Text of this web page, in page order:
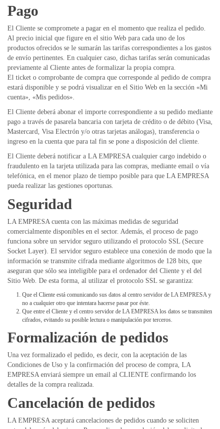
Pago
El Cliente se compromete a pagar en el momento que realiza el pedido.
Al precio inicial que figure en el sitio Web para cada uno de los
productos ofrecidos se le sumarán las tarifas correspondientes a los gastos
de envío pertinentes. En cualquier caso, dichas tarifas serán comunicadas
previamente al Cliente antes de formalizar la propia compra.
El ticket o comprobante de compra que corresponde al pedido de compra
estará disponible y se podrá visualizar en el Sitio Web en la sección «Mi
cuenta», «Mis pedidos».
El Cliente deberá abonar el importe correspondiente a su pedido mediante
pago a través de pasarela bancaria con tarjeta de crédito o de débito (Visa,
Mastercard, Visa Electrón y/o otras tarjetas análogas), transferencia o
ingreso en la cuenta que para tal fin se pone a disposición del cliente.
El Cliente deberá notificar a LA EMPRESA cualquier cargo indebido o
fraudulento en la tarjeta utilizada para las compras, mediante email o vía
telefónica, en el menor plazo de tiempo posible para que LA EMPRESA
pueda realizar las gestiones oportunas.
Seguridad
LA EMPRESA cuenta con las máximas medidas de seguridad
comercialmente disponibles en el sector. Además, el proceso de pago
funciona sobre un servidor seguro utilizando el protocolo SSL (Secure
Socket Layer). El servidor seguro establece una conexión de modo que la
información se transmite cifrada mediante algoritmos de 128 bits, que
aseguran que sólo sea inteligible para el ordenador del Cliente y el del
Sitio Web. De esta forma, al utilizar el protocolo SSL se garantiza:
Que el Cliente está comunicando sus datos al centro servidor de LA EMPRESA y
no a cualquier otro que intentara hacerse pasar por éste.
Que entre el Cliente y el centro servidor de LA EMPRESA los datos se transmiten
cifrados, evitando su posible lectura o manipulación por terceros.
Formalización de pedidos
Una vez formalizado el pedido, es decir, con la aceptación de las
Condiciones de Uso y la confirmación del proceso de compra, LA
EMPRESA enviará siempre un email al CLIENTE confirmando los
detalles de la compra realizada.
Cancelación de pedidos
LA EMPRESA aceptará cancelaciones de pedidos cuando se soliciten